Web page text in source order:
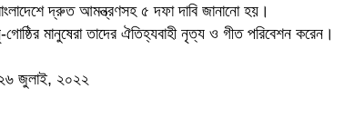
বাংলাদেশে দ্রুত আমন্ত্রণসহ ৫ দফা দাবি জানানো হয়।
মানুষেরা তাদের ঐতিহ্যবাহী নৃত্য ও গীত পরিবেশন করেন।
২৬ জুলাই, ২০২২